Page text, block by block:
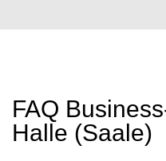
FAQ
Halle (Saale)